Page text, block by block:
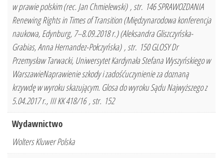
w prawie polskim (rec. Jan Chmielewski) , str. 146 SPRAWOZDANIA
Renewing Rights in Times of Transition (Międzynarodowa konferencja
naukowa, Edynburg, 7–8.09.2018 r.) (Aleksandra Gliszczyńska-
Grabias, Anna Hernandez-Połczyńska) , str. 150 GLOSY Dr
Przemysław Tarwacki, Uniwersytet Kardynała Stefana Wyszyńskiego w
WarszawieNaprawienie szkody i zadośćuczynienie za doznaną
krzywdę w wyroku skazującym. Glosa do wyroku Sądu Najwyższego z
5.04.2017 r., III KK 418/16 , str. 152
Wydawnictwo
Wolters Kluwer Polska